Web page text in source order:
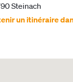
Steinach
un itinéraire